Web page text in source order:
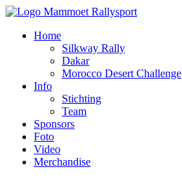
Home
Silkway Rally
Dakar
Morocco Desert Challenge
Info
Stichting
Team
Sponsors
Foto
Video
Merchandise